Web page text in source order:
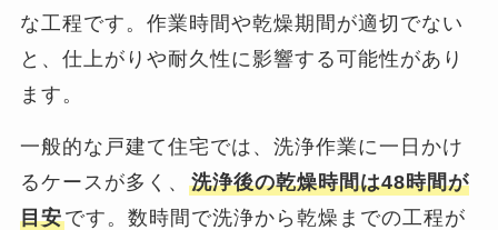
な工程です。作業時間や乾燥期間が適切でない
と、仕上がりや耐久性に影響する可能性があり
ます。
一般的な戸建て住宅では、洗浄作業に一日かけ
るケースが多く、洗浄後の乾燥時間は48時間が
目安です。数時間で洗浄から乾燥までの工程が